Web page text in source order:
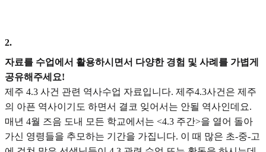
2.
자료를 수업에서 활용하시면서 다양한 경험 및 사례를 가볍게
공유해주세요!
제주 4.3 사건 관련 역사수업 자료입니다. 제주4.3사건은 제주
의 아픈 역사이기도 하면서 결코 잊어서는 안될 역사인데요.
매년 4월 즈음 도내 모든 학교에서는 <4.3 주간>을 열어 돌아
가신 영령들을 추모하는 기간을 가집니다. 이 때 많은 초-중-고